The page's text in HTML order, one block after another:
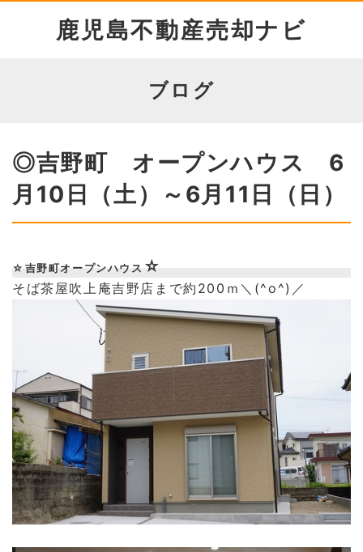
鹿児島不動産売却ナビ
ブログ
◎吉野町 オープンハウス 6
月10日（土）～6月11日（日）
☆吉野町オープンハウス ☆
そば茶屋吹上庵吉野店まで約200ｍ＼(^o^)／